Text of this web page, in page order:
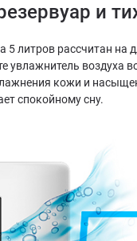
и
5 литров рассчитан на
увлажнитель воздуха
кожи и
спокойному сну.